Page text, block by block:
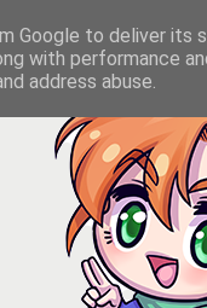
Google to deliver its
with performance
address abuse.